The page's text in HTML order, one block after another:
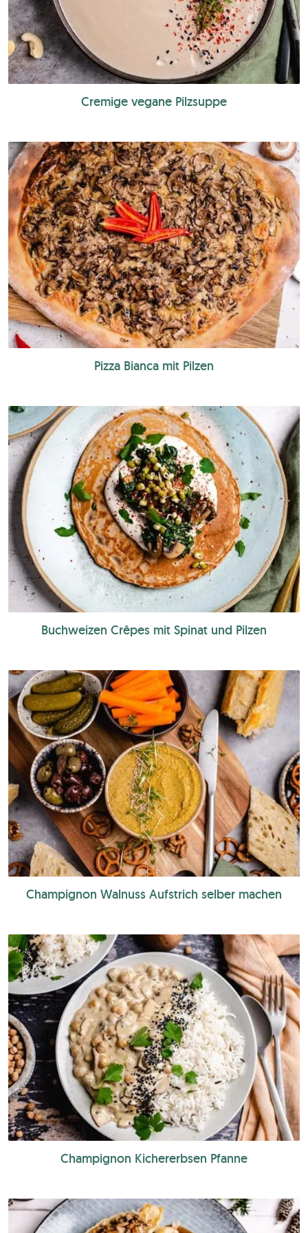
Cremige vegane Pilzsuppe
Pizza Bianca mit Pilzen
Buchweizen Crêpes mit Spinat und Pilzen
Champignon Walnuss Aufstrich selber machen
Champignon Kichererbsen Pfanne